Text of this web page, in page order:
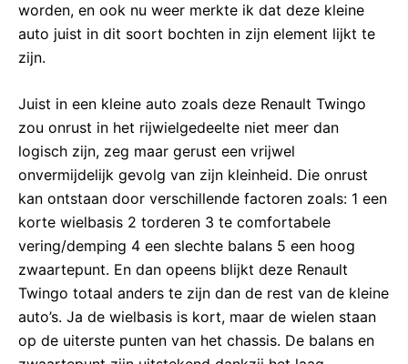
worden, en ook nu weer merkte ik dat deze kleine
auto juist in dit soort bochten in zijn element lijkt te
zijn.
Juist in een kleine auto zoals deze Renault Twingo
zou onrust in het rijwielgedeelte niet meer dan
logisch zijn, zeg maar gerust een vrijwel
onvermijdelijk gevolg van zijn kleinheid. Die onrust
kan ontstaan door verschillende factoren zoals: 1 een
korte wielbasis 2 torderen 3 te comfortabele
vering/demping 4 een slechte balans 5 een hoog
zwaartepunt. En dan opeens blijkt deze Renault
Twingo totaal anders te zijn dan de rest van de kleine
auto’s. Ja de wielbasis is kort, maar de wielen staan
op de uiterste punten van het chassis. De balans en